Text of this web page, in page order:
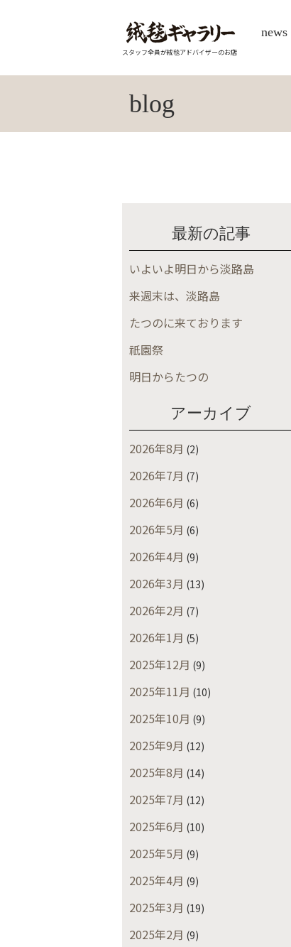
スタッフ全員が絨毯アドバイザーのお店
news
blog
最新の記事
いよいよ明日から淡路島
来週末は、淡路島
たつのに来ております
祇園祭
明日からたつの
アーカイブ
2026年8月 (2)
2026年7月 (7)
2026年6月 (6)
2026年5月 (6)
2026年4月 (9)
2026年3月 (13)
2026年2月 (7)
2026年1月 (5)
2025年12月 (9)
2025年11月 (10)
2025年10月 (9)
2025年9月 (12)
2025年8月 (14)
2025年7月 (12)
2025年6月 (10)
2025年5月 (9)
2025年4月 (9)
2025年3月 (19)
2025年2月 (9)